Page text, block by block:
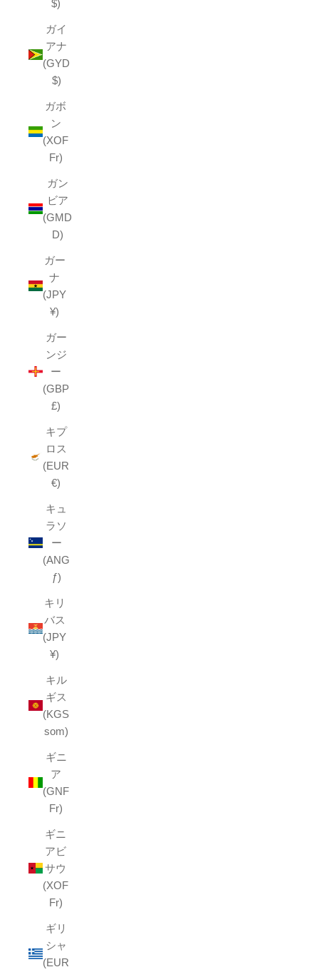
$)
ガイ
アナ
(GYD
$)
ガボ
ン
(XOF
Fr)
ガン
ビア
(GMD
D)
ガー
ナ
(JPY
¥)
ガー
ンジ
ー
(GBP
£)
キプ
ロス
(EUR
€)
キュ
ラソ
ー
(ANG
ƒ)
キリ
バス
(JPY
¥)
キル
ギス
(KGS
som)
ギニ
ア
(GNF
Fr)
ギニ
アビ
サウ
(XOF
Fr)
ギリ
シャ
(EUR